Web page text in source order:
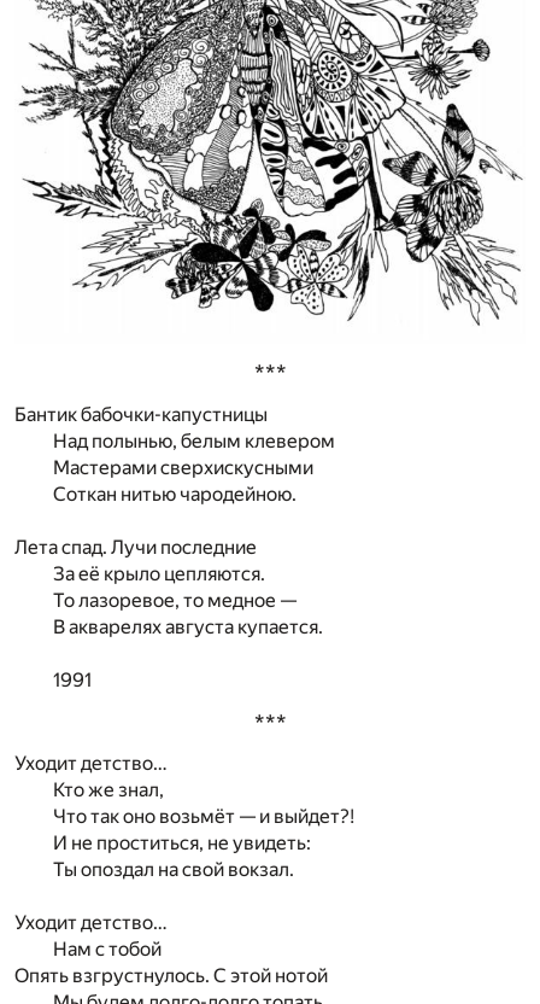
***
Бантик бабочки-капустницы
Над полынью, белым клевером
Мастерами сверхискусными
Соткан нитью чародейною.
Лета спад. Лучи последние
За её крыло цепляются.
То лазоревое, то медное —
В акварелях августа купается.
1991
***
Уходит детство…
Кто же знал,
Что так оно возьмёт — и выйдет?!
И не проститься, не увидеть:
Ты опоздал на свой вокзал.
Уходит детство…
Нам с тобой
Опять взгрустнулось. С этой нотой